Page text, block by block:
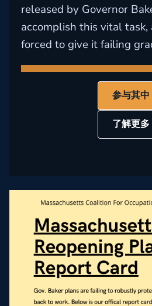
released by Governor
accomplish this vital
forced to give it failing
参与其中
了解更多